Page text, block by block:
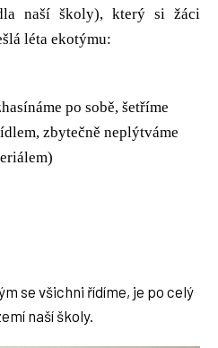
naší školy), který si žáci
léta ekotýmu:
po sobě, šetříme
zbytečně neplýtváme
se všichni řídíme, je po celý
naší školy.